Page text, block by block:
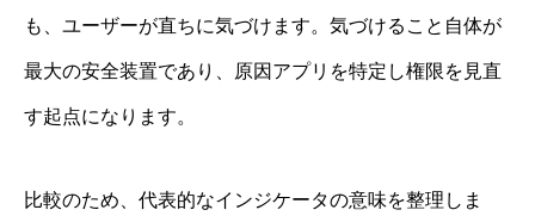
も、ユーザーが直ちに気づけます。気づけること自体が
最大の安全装置であり、原因アプリを特定し権限を見直
す起点になります。
比較のため、代表的なインジケータの意味を整理しま